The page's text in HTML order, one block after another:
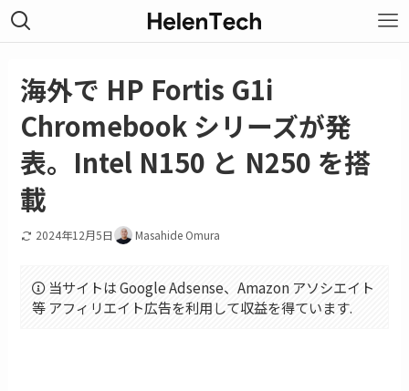
海外で HP Fortis G1i
Chromebook シリーズが発
表。Intel N150 と N250 を搭
載
2024年12月5日 Masahide Omura
当サイトは Google Adsense、Amazon アソシエイト
等 アフィリエイト広告を利用して収益を得ています.